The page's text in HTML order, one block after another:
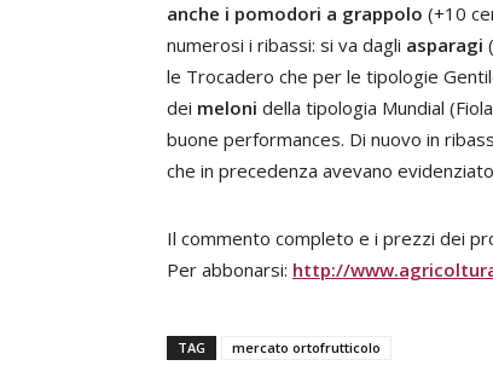
anche i pomodori a grappolo (+10
numerosi i ribassi: si va dagli asparagi
le Trocadero che per le tipologie
dei meloni della tipologia Mundial
buone performances. Di nuovo in
che in precedenza avevano
Il commento completo e i prezzi dei
Per abbonarsi: http://
TAG mercato ortofrutticolo